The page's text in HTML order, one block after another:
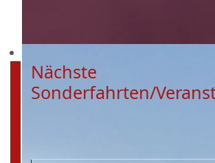
Nächste
Sonderfahrten/